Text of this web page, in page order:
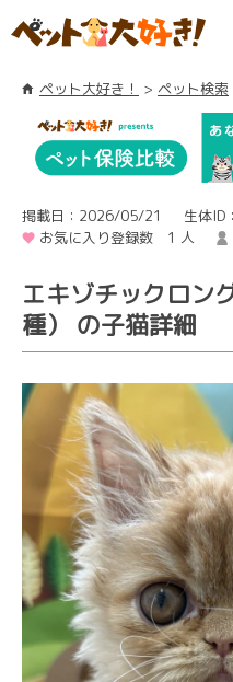
ペット大好き！ ペット検索
掲載日：2026/05/21
生体ID
お気に入り登録数 1 人
エキゾチックロン
種） の子猫詳細